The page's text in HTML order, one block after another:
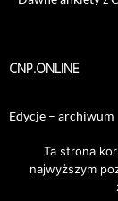
CNP.ONLINE
Edycje – archiwum
Sesje – archiwum
Ta strona
najwyższym